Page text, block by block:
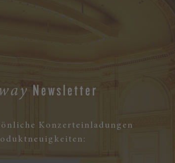
Newsletter
Konzerteinladungen